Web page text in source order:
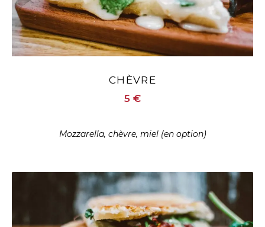
CHÈVRE
5 €
Mozzarella, chèvre, miel (en option)